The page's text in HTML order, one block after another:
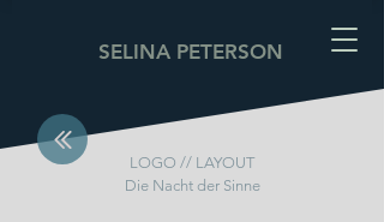
SELINA PETERSON
LOGO // LAYOUT
Die Nacht der Sinne